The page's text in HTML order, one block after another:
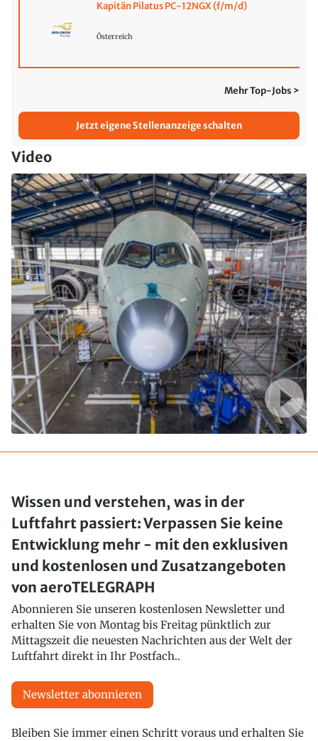
Kapitän Pilatus PC-12NGX (f/m/d)
Österreich
Mehr Top-Jobs >
Jetzt eigene Stellenanzeige schalten
Video
Wissen und verstehen, was in der
Luftfahrt passiert: Verpassen Sie keine
Entwicklung mehr - mit den exklusiven
und kostenlosen und Zusatzangeboten
von aeroTELEGRAPH
Abonnieren Sie unseren kostenlosen Newsletter und
erhalten Sie von Montag bis Freitag pünktlich zur
Mittagszeit die neuesten Nachrichten aus der Welt der
Luftfahrt direkt in Ihr Postfach..
Newsletter abonnieren
Bleiben Sie immer einen Schritt voraus und erhalten Sie